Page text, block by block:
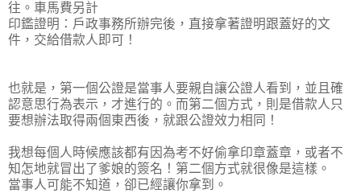
往。車馬費另計
印鑑證明：戶政事務所辦完後，直接拿著證明跟蓋好的文
件，交給借款人即可！
也就是，第一個公證是當事人要親自讓公證人看到，並且確
認意思行為表示，才進行的。而第二個方式，則是借款人只
要想辦法取得兩個東西後，就跟公證效力相同！
我想每個人時候應該都有因為考不好偷拿印章蓋章，或者不
知怎地就冒出了爹娘的簽名！第二個方式就很像是這樣。
當事人可能不知道，卻已經讓你拿到。